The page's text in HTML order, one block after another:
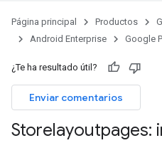
Página principal Productos
Android Enterprise
Google
¿Te ha resultado útil?
Enviar comentarios
Storelayoutpages: